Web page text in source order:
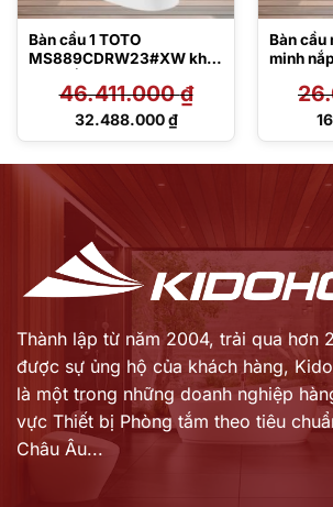
Bàn cầu 1 TOTO
MS889CDRW23#XW khối
TCF47360GAA
46.411.000₫
Giá
32.488.000₫
Giá
Bàn cầu
minh
Thành lập từ năm 2004, trải qua hơn
được sự ủng hộ của khách hàng,
là một trong những doanh nghiệp
vực Thiết bị Phòng tắm theo tiêu
Châu Âu...